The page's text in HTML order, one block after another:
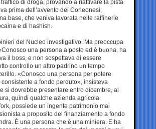
di droga, provando a riattivare la pista
prima dell’avvento dei Corleonesi;
base, che veniva lavorata nelle raffinerie
e di hashish.
del Nucleo investigativo. Ma preoccupa
una persona a posto ed è buona, ha
il boss, e non sospettava di essere
controllo un altro padrino un tempo
«Conosco una persona per potere
a fondo perduto», insisteva
si dovrebbe presentare entro dicembre, al
quindi qualche azienda agricola
possiede un ingente patrimonio mai
a proposito del finanziamento a fondo
È una persona che è una miniera. E ha